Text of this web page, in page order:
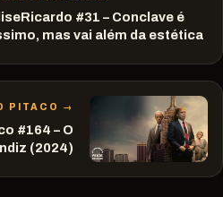
#31 – Conclave é
mas vai além da estética
PITACO →
#164 – O
(2024)